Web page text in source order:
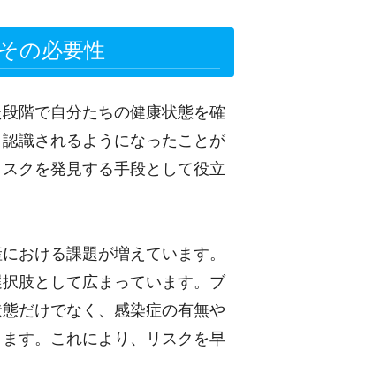
の必要性
階で自分たちの健康状態を確
識されるようになったことが
クを発見する手段として役立
おける課題が増えています。
肢として広まっています。ブ
だけでなく、感染症の有無や
す。これにより、リスクを早